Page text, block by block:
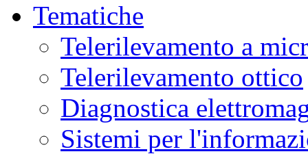
Tematiche
Telerilevamento a
Telerilevamento ottico
Diagnostica
Sistemi per